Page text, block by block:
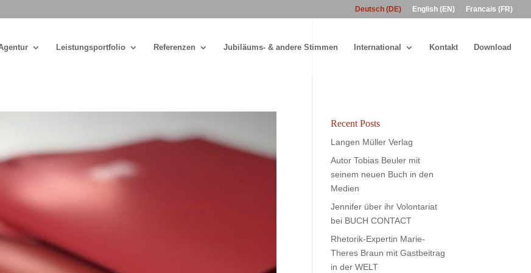
Deutsch (DE) English (EN) Francais (FR)
Leistungsportfolio Referenzen Jubiläums- & andere Stimmen International Kontakt Download
Recent Posts
Langen Müller Verlag
Autor Tobias Beuler mit
seinem neuen Buch in den
Medien
Jennifer über ihr Volontariat
bei BUCH CONTACT
Rhetorik-Expertin Marie-
Theres Braun mit Gastbeitrag
in der WELT